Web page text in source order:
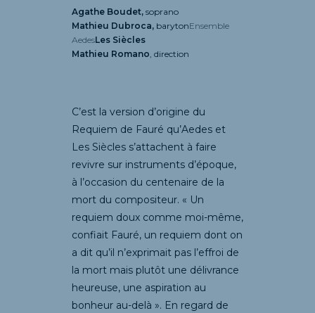
Agathe Boudet, soprano
Mathieu Dubroca, barytonEnsemble
AedesLes Siècles
Mathieu Romano, direction
C’est la version d’origine du
Requiem de Fauré qu’Aedes et
Les Siècles s’attachent à faire
revivre sur instruments d’époque,
à l’occasion du centenaire de la
mort du compositeur. « Un
requiem doux comme moi-même,
confiait Fauré, un requiem dont on
a dit qu’il n’exprimait pas l’effroi de
la mort mais plutôt une délivrance
heureuse, une aspiration au
bonheur au-delà ». En regard de